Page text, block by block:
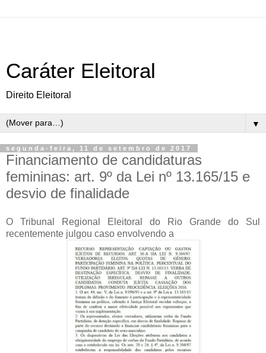
Caráter Eleitoral
Direito Eleitoral
▼
segunda-feira, 11 de setembro de 2017
Financiamento de candidaturas
femininas: art. 9º da Lei nº 13.165/15 e
desvio de finalidade
O Tribunal Regional Eleitoral do Rio Grande do Sul
recentemente julgou caso envolvendo a